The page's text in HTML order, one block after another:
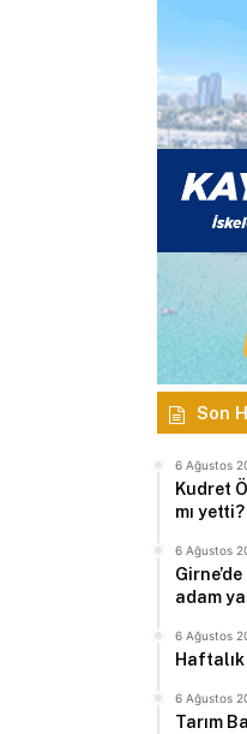
Son
6 Ağustos
Kudret
mı yetti?
6 Ağustos
adam
6 Ağustos
6 Ağustos
Tarım